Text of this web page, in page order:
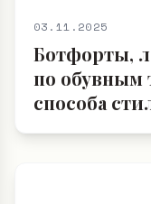
03.11.2025
Ботфорты,
по обувным
способа